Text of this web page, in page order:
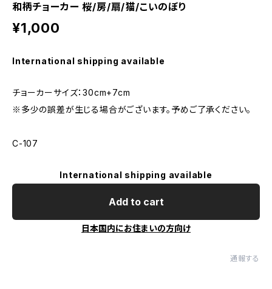
和柄チョーカー 桜/房/扇/猫/こいのぼり
¥1,000
International shipping available
チョーカーサイズ：30cm+7cm
※多少の誤差が生じる場合がございます。予めご了承ください。
C-107
International shipping available
Add to cart
日本国内にお住まいの方向け
通報する